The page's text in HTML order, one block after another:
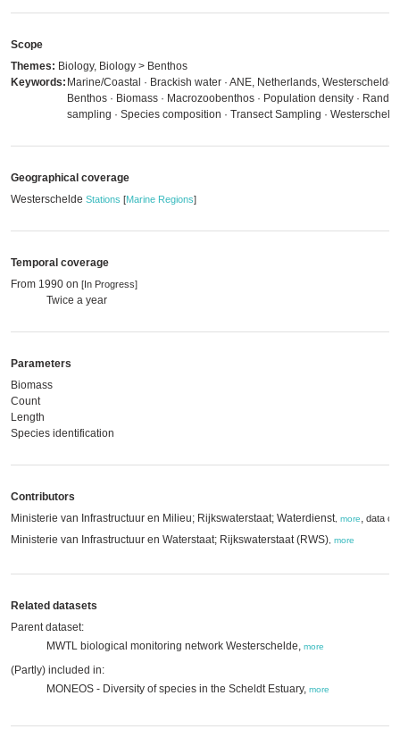
Scope
Themes: Biology, Biology > Benthos
Keywords: Marine/Coastal · Brackish water · ANE, Netherlands, Westerschelde ·
Benthos · Biomass · Macrozoobenthos · Population density ·
sampling · Species composition · Transect Sampling ·
Geographical coverage
Westerschelde Stations [Marine Regions]
Temporal coverage
From 1990 on [In Progress]
Twice a year
Parameters
Biomass
Count
Length
Species identification
Contributors
Ministerie van Infrastructuur en Milieu; Rijkswaterstaat; Waterdienst more, data
Ministerie van Infrastructuur en Waterstaat; Rijkswaterstaat (RWS) more
Related datasets
Parent dataset:
MWTL biological monitoring network Westerschelde, more
(Partly) included in:
MONEOS - Diversity of species in the Scheldt Estuary, more